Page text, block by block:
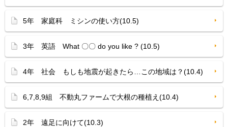
5年 家庭科 ミシンの使い方(10.5)
3年 英語 What 〇〇 do you like ? (10.5)
4年 社会 もしも地震が起きたら…この地域は？(10.4)
6,7,8,9組 不動丸ファームで大根の種植え(10.4)
2年 遠足に向けて(10.3)